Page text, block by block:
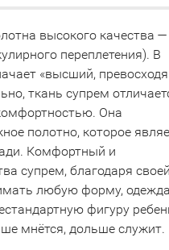
высокого качества —
переплетения). В
«высший,
ткань супрем
Она
полотно, которое
Комфортный и
супрем, благодаря
любую форму,
фигуру
мнётся, дольше служит.